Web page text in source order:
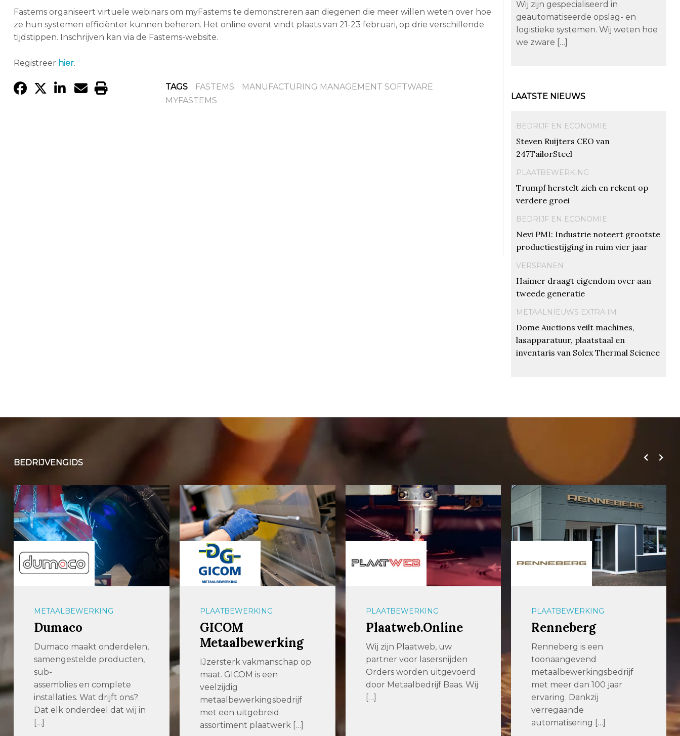
Fastems organiseert virtuele webinars om myFastems te demonstreren aan diegenen die meer willen weten over hoe
ze hun systemen efficiënter kunnen beheren. Het online event vindt plaats van 21-23 februari, op drie verschillende
tijdstippen. Inschrijven kan via de Fastems-website.
Registreer hier.
TAGS FASTEMS
MANUFACTURING MANAGEMENT SOFTWARE
MYFASTEMS
Wij zijn gespecialiseerd in
geautomatiseerde opslag- en
logistieke systemen. Wij weten hoe
we zware […]
LAATSTE NIEUWS
BEDRIJF EN ECONOMIE
Steven Ruijters CEO van
247TailorSteel
PLAATBEWERKING
Trumpf herstelt zich en rekent op
verdere groei
BEDRIJF EN ECONOMIE
Nevi PMI: Industrie noteert grootste
productiestijging in ruim vier jaar
VERSPANEN
Haimer draagt eigendom over aan
tweede generatie
METAALNIEUWS EXTRA IM
Dome Auctions veilt machines,
lasapparatuur, plaatstaal en
inventaris van Solex Thermal Science
BEDRIJVENGIDS
METAALBEWERKING
Dumaco
Dumaco maakt onderdelen,
samengestelde producten,
sub-
assemblies en complete
installaties. Wat drijft ons?
Dat elk onderdeel dat wij in
[…]
PLAATBEWERKING
GICOM
Metaalbewerking
IJzersterk vakmanschap op
maat. GICOM is een
veelzijdig
metaalbewerkingsbedrijf
met een uitgebreid
assortiment plaatwerk […]
PLAATBEWERKING
Plaatweb.Online
Wij zijn Plaatweb, uw
partner voor lasersnijden
Orders worden uitgevoerd
door Metaalbedrijf Baas. Wij
[…]
PLAATBEWERKING
Renneberg
Renneberg is een
toonaangevend
metaalbewerkingsbedrijf
met meer dan 100 jaar
ervaring. Dankzij
verregaande
automatisering […]